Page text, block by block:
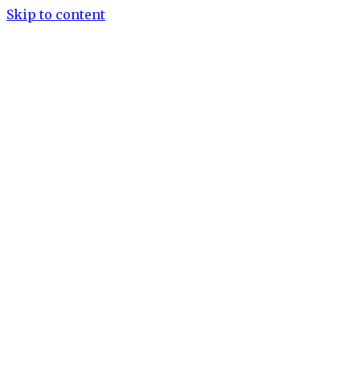
Skip to content